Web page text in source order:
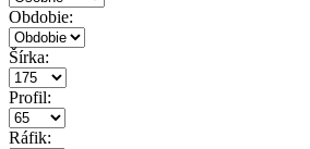
Obdobie:
Šírka:
Profil:
Ráfik: